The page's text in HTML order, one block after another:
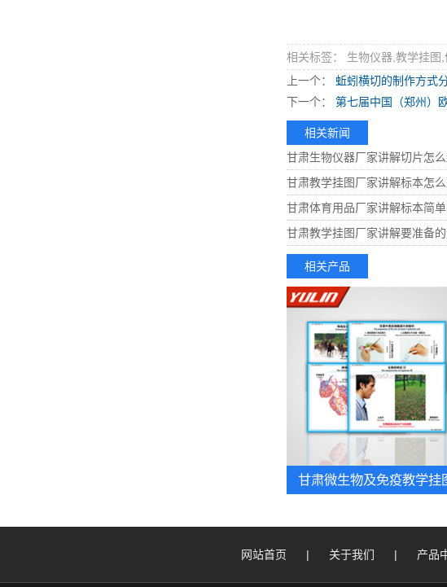
相关标签： 生物仪器,教学挂图,
上一个：
蚯蚓横切的制作方式
下一个：
第七届中国（郑州）
相关新闻
甘肃生物仪器厂家讲解切片怎
甘肃教学挂图厂家讲解标本怎
甘肃体育用品厂家讲解标本简
甘肃教学挂图厂家讲解要准备
相关产品
甘肃微生物及免疫教学挂
网站首页 | 关于我们 | 产品